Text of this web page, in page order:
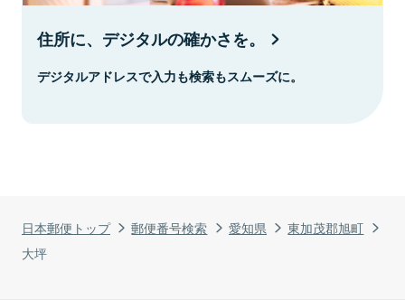
日本郵便トップ 郵便番号検索 愛知県
東加茂郡旭町
大坪
住所に、デジタルの確かさを。
デジタルアドレスで入力も検索もスムーズに。